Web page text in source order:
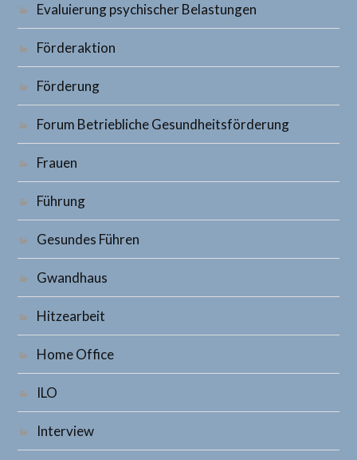
Evaluierung psychischer Belastungen
Förderaktion
Förderung
Forum Betriebliche Gesundheitsförderung
Frauen
Führung
Gesundes Führen
Gwandhaus
Hitzearbeit
Home Office
ILO
Interview